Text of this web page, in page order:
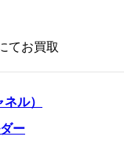
てお買取
ネル）
ー